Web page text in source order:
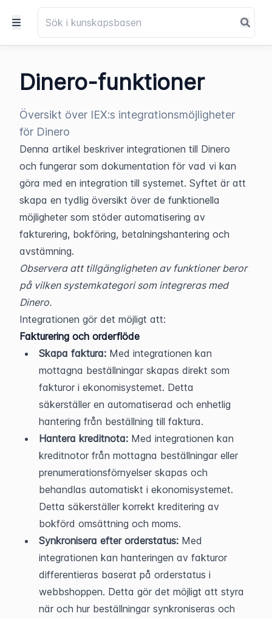
Dinero-funktioner
Översikt över IEX:s integrationsmöjligheter
för Dinero
Denna artikel beskriver integrationen till Dinero
och fungerar som dokumentation för vad vi kan
göra med en integration till systemet. Syftet är att
skapa en tydlig översikt över de funktionella
möjligheter som stöder automatisering av
fakturering, bokföring, betalningshantering och
avstämning.
Observera att tillgängligheten av funktioner beror
på vilken systemkategori som integreras med
Dinero.
Integrationen gör det möjligt att:
Fakturering och orderflöde
Skapa faktura: Med integrationen kan
mottagna beställningar skapas direkt som
fakturor i ekonomisystemet. Detta
säkerställer en automatiserad och enhetlig
hantering från beställning till faktura.
Hantera kreditnota: Med integrationen kan
kreditnotor från mottagna beställningar eller
prenumerationsförnyelser skapas och
behandlas automatiskt i ekonomisystemet.
Detta säkerställer korrekt kreditering av
bokförd omsättning och moms.
Synkronisera efter orderstatus: Med
integrationen kan hanteringen av fakturor
differentieras baserat på orderstatus i
webbshoppen. Detta gör det möjligt att styra
när och hur beställningar synkroniseras och